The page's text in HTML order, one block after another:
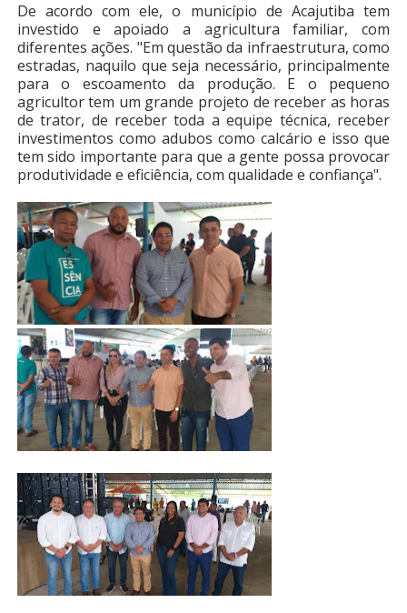
De acordo com ele, o município de Acajutiba tem
investido e apoiado a agricultura familiar, com
diferentes ações. "Em questão da infraestrutura, como
estradas, naquilo que seja necessário, principalmente
para o escoamento da produção. E o pequeno
agricultor tem um grande projeto de receber as horas
de trator, de receber toda a equipe técnica, receber
investimentos como adubos como calcário e isso que
tem sido importante para que a gente possa provocar
produtividade e eficiência, com qualidade e confiança".